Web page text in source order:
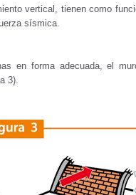
vertical, tienen como
sísmica.
en forma adecuada, el
3).